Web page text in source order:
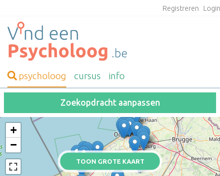
Registreren
psycholoog cursus info
Zoekopdracht aanpassen
TOON GROTE KAART
+
−